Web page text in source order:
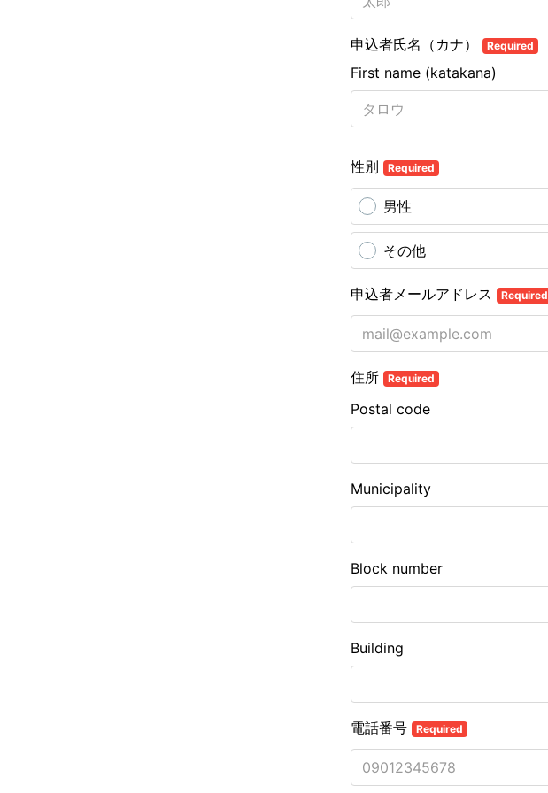
申込者氏名（カナ） Required
First name (katakana)
性別 Required
男性
その他
申込者メールアドレス Required
住所 Required
Postal code
Municipality
Block number
Building
電話番号 Required